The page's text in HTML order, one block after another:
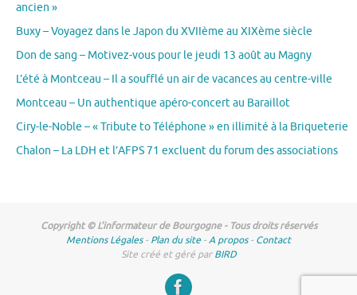
ancien »
Buxy – Voyagez dans le Japon du XVIIème au XIXème siècle
Don de sang – Motivez-vous pour le jeudi 13 août au Magny
L’été à Montceau – Il a soufflé un air de vacances au centre-ville
Montceau – Un authentique apéro-concert au Baraillot
Ciry-le-Noble – « Tribute to Téléphone » en illimité à la Briqueterie
Chalon – La LDH et l’AFPS 71 excluent du forum des associations
Copyright © L'informateur de Bourgogne - Tous droits réservés
Mentions Légales- Plan du site -A propos- Contact
Site créé et géré parBIRD